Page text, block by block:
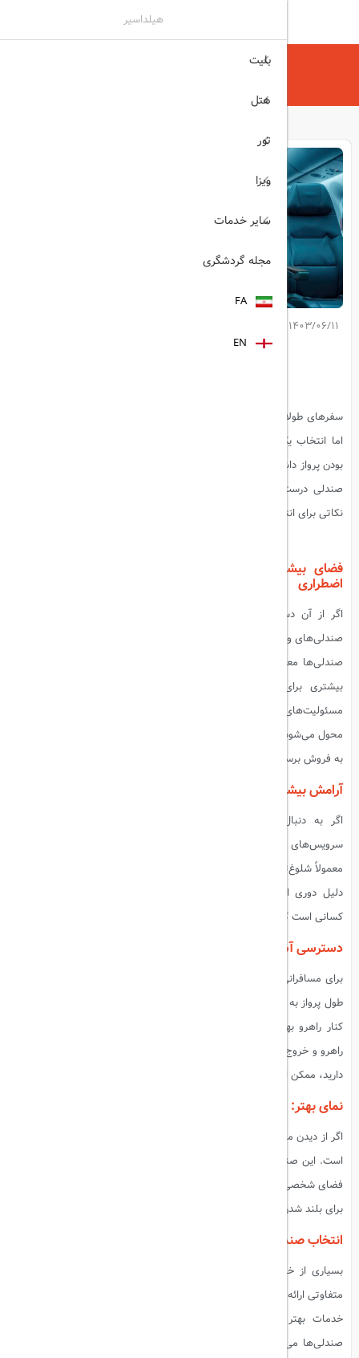
هیلداسیر
1403/06/11
سفرهای طولانی هوایی می‌توانند تجربه‌ای متفاوت و گاه خسته‌کننده باشند،
اما انتخاب یک صندلی مناسب می‌تواند تأثیر زیادی بر راحتی و لذت‌بخش
بودن پرواز داشته باشد. از فضای بیشتر برای پاها تا دوری از سروصدا، انتخاب
صندلی درست می‌تواند تجربه سفر شما را بهبود ببخشد. در این مقاله به
نکاتی برای انتخاب بهترین صندلی هواپیما برای سفرهای طولانی می‌پردازیم.
فضای بیشتر برای پاها: انتخاب صندلی در ردیف‌های خروج
اضطراری
اگر از آن دسته افرادی هستید که به فضای پا اهمیت زیادی می‌دهید،
صندلی‌های واقع در ردیف‌های خروج اضطراری گزینه‌های مناسبی هستند. این
صندلی‌ها معمولاً فضای بیشتری برای پاها ارائه می‌دهند و می‌توانند راحتی
بیشتری برای شما فراهم کنند. با این حال، به یاد داشته باشید که
مسئولیت‌های خاصی مانند کمک به مسافران در شرایط اضطراری به شما
محول می‌شود و برخی ایرلاین‌ها ممکن است این صندلی‌ها را با هزینه بیشتری
به فروش برسانند.
آرامش بیشتر: دوری از سروصدا
اگر به دنبال آرامش و خواب بهتر هستید، از صندلی‌های نزدیک به
سرویس‌های بهداشتی، آشپزخانه، و مناطق پرتردد دوری کنید. این مکان‌ها
معمولاً شلوغ‌تر و پر سروصداتر هستند. صندلی‌های نزدیک به جلوی کابین، به
دلیل دوری از سرویس‌های بهداشتی و مناطق شلوغ، انتخاب خوبی برای
کسانی است که به دنبال محیطی آرام‌تر هستند.
دسترسی آسان: انتخاب صندلی‌های کنار راهرو
برای مسافرانی که نیاز به حرکت مکرر دارند، مانند کسانی که دوست دارند در
طول پرواز به سرویس بهداشتی بروند یا پاهای خود را کش دهند، صندلی‌های
کنار راهرو بهترین انتخاب هستند. این صندلی‌ها امکان دسترسی آسان به
راهرو و خروج سریع‌تر از هواپیما را فراهم می‌کنند. اما اگر به خواب عمیق نیاز
دارید، ممکن است صندلی کنار پنجره برای شما بهتر باشد.
نمای بهتر: انتخاب صندلی‌های کنار پنجره
اگر از دیدن مناظر در طول پرواز لذت می‌برید، صندلی کنار پنجره بهترین گزینه
است. این صندلی‌ها علاوه بر مناظر زیبا، امکان تکیه دادن به پنجره و داشتن
فضای شخصی بیشتری را نیز فراهم می‌کنند. همچنین، شما از مزاحمت دیگران
برای بلند شدن از جا جلوگیری می‌کنید.
انتخاب صندلی‌های ویژه: کلاس‌های پرواز و صندلی‌های پریمیوم
بسیاری از خطوط هوایی گزینه‌های صندلی‌های پریمیوم و کلاس‌های پرواز
متفاوتی ارائه می‌دهند. این صندلی‌ها اغلب با فضای بیشتر، امکانات اضافی و
خدمات بهتر همراه هستند. اگر بودجه شما اجازه می‌دهد، انتخاب این
صندلی‌ها می‌تواند تجربه سفرتان را به طور چشمگیری بهبود بخشد. در این
هیلداسیر
بلیت
هتل
تور
ویزا
سایر خدمات
مجله گردشگری
FA
EN